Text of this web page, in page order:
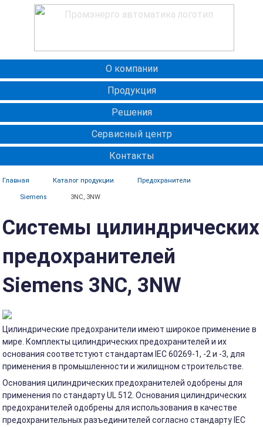
О компании
Продукция
Решения
Сервисный центр
Контакты
Главная Каталог продукции Предохранители
Siemens 3NC, 3NW
Системы цилиндрических
предохранителей
Siemens 3NC, 3NW
Цилиндрические предохранители имеют широкое применение в
мире. Комплекты цилиндрических предохранителей и их
основания соответстуют стандартам IEC 60269-1, -2 и -3, для
применения в промышленности и жилищном строительстве.
Основания цилиндрических предохранителей одобрены для
применения по стандарту UL 512. Основания цилиндрических
предохранителей одобрены для использования в качестве
предохранительных разъединителей согласно стандарту IEC